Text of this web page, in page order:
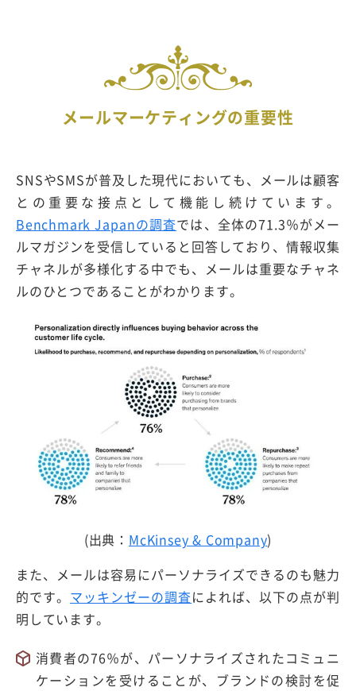
メールマーケティングの重要性
SNSやSMSが普及した現代においても、メールは顧客
との重要な接点として機能し続けています。
Benchmark Japanの調査では、全体の71.3％がメー
ルマガジンを受信していると回答しており、情報収集
チャネルが多様化する中でも、メールは重要なチャネ
ルのひとつであることがわかります。
(出典： McKinsey & Company)
また、メールは容易にパーソナライズできるのも魅力
的です。 マッキンゼーの調査によれば、以下の点が判
明しています。
消費者の76％が、パーソナライズされたコミュニ
ケーションを受けることが、ブランドの検討を促